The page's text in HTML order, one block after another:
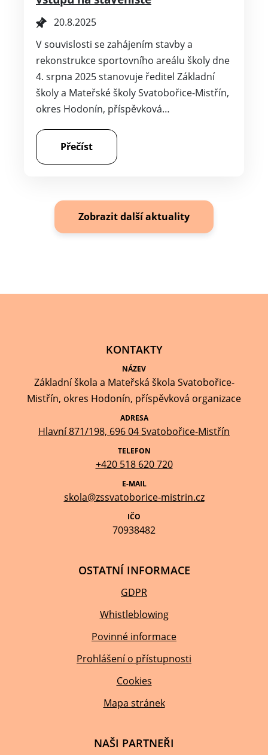
20.8.2025
V souvislosti se zahájením stavby a
rekonstrukce sportovního areálu školy dne
4. srpna 2025 stanovuje ředitel Základní
školy a Mateřské školy Svatobořice-Mistřín,
okres Hodonín, příspěvková…
Přečíst
Zobrazit další aktuality
KONTAKTY
NÁZEV
Základní škola a Mateřská škola Svatobořice-
Mistřín, okres Hodonín, příspěvková organizace
ADRESA
Hlavní 871/198, 696 04 Svatobořice-Mistřín
TELEFON
+420 518 620 720
E-MAIL
skola@zssvatoborice-mistrin.cz
IČO
70938482
OSTATNÍ INFORMACE
GDPR
Whistleblowing
Povinné informace
Prohlášení o přístupnosti
Cookies
Mapa stránek
NAŠI PARTNEŘI